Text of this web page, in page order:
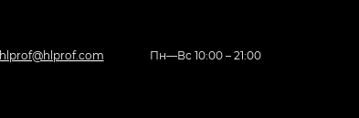
hlprof@hlprof.com Пн—Вс 10:00 – 21:00